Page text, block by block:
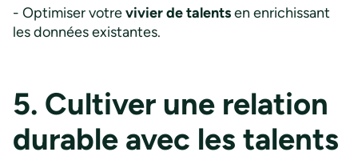
- Optimiser votrevivier de talentsen enrichissant
les données existantes.
5. Cultiver une relation
durable avec les talents